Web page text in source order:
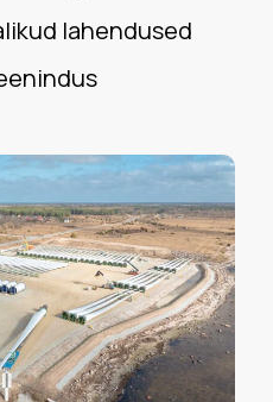
lahendused